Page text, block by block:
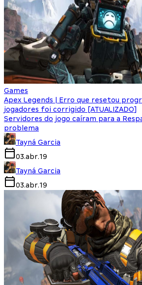
Games
Apex Legends | Erro que resetou
jogadores foi corrigido [ATUALIZADO]
Servidores do jogo caíram para a
problema
Tayná Garcia
03.abr.19
Tayná Garcia
03.abr.19